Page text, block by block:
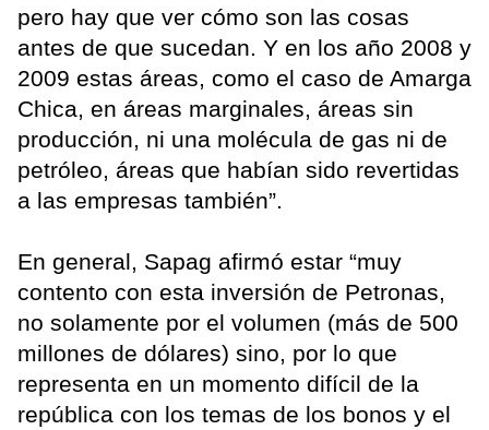
pero hay que ver cómo son las cosas
antes de que sucedan. Y en los año 2008 y
2009 estas áreas, como el caso de Amarga
Chica, en áreas marginales, áreas sin
producción, ni una molécula de gas ni de
petróleo, áreas que habían sido revertidas
a las empresas también”.
En general, Sapag afirmó estar “muy
contento con esta inversión de Petronas,
no solamente por el volumen (más de 500
millones de dólares) sino, por lo que
representa en un momento difícil de la
república con los temas de los bonos y el